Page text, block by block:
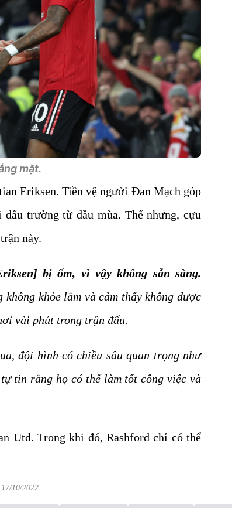
mặt.
Eriksen. Tiền vệ người Đan Mạch góp
trường từ đầu mùa. Thế nhưng, cựu
này.
bị ốm, vì vậy không sẵn sàng.
khỏe lắm và cảm thấy không được
vài phút trong trận đấu.
đội hình có chiều sâu quan trọng như
tin rằng họ có thể làm tốt công việc và
Utd. Trong khi đó, Rashford chỉ có thể
10/2022